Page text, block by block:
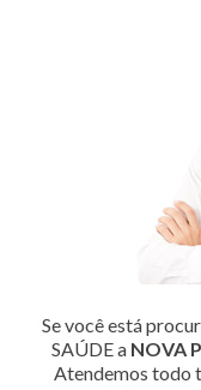
Se você está
SAÚDE a NOVA
Atendemos todo